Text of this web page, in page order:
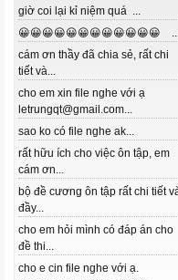
giờ coi lại kỉ niệm quá ...
😀😀😀😀😀😀😀😀😀😀😀😀
cám ơn thầy đã chia sẻ, rất chi
tiết và...
cho em xin file nghe với ạ
letrungqt@gmail.com...
sao ko có file nghe ak...
rất hữu ích cho việc ôn tập, em
cám ơn...
bộ đề cương ôn tập rất chi tiết
đầy...
cho em hỏi mình có đáp án cho
đề thi...
cho e cin file nghe với ạ.